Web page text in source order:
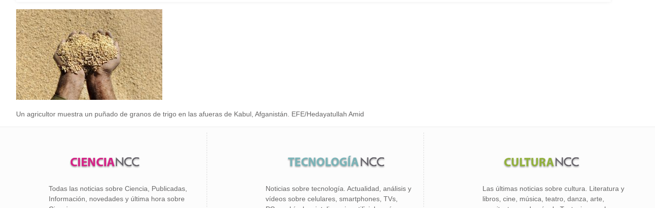
Un agricultor muestra un puñado de granos de trigo en las afueras de Kabul, Afganistán. EFE/Hedayatullah Amid
Todas las noticias sobre Ciencia, Publicadas,
Información, novedades y última hora sobre
Noticias sobre tecnología. Actualidad, análisis y
vídeos sobre celulares, smartphones, TVs,
Las últimas noticias sobre cultura. Literatura y
libros, cine, música, teatro, danza, arte,